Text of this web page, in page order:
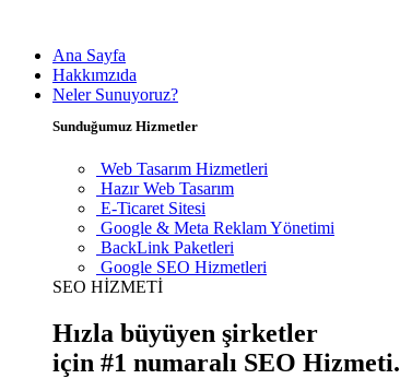
Ana Sayfa
Hakkımzıda
Neler Sunuyoruz?
Sunduğumuz Hizmetler
Web Tasarım Hizmetleri
Hazır Web Tasarım
E-Ticaret Sitesi
Google & Meta Reklam Yönetimi
BackLink Paketleri
Google SEO Hizmetleri
SEO HİZMETİ
Hızla büyüyen şirketler
için #1 numaralı SEO Hizmeti.